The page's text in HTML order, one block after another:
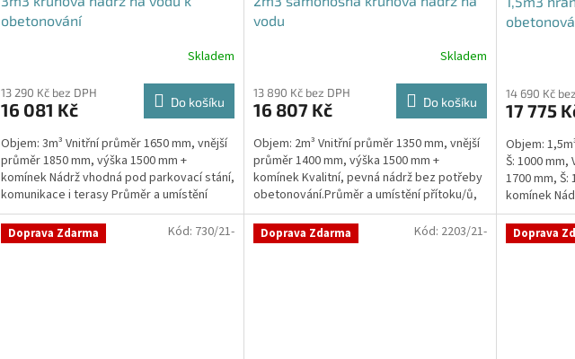
obetonování
Skladem
13 290 Kč bez DPH
16 081 Kč Do košíku
Objem: 3m³ Vnitřní průměr 1650 mm, vnější
průměr 1850 mm, výška 1500 mm +
komínek Nádrž vhodná pod parkovací stání,
komunikace i terasy Průměr a umístění
přítoku/ů, odtoku/ů...
vodu
Skladem
13 890 Kč bez DPH
16 807 Kč Do košíku
Objem: 2m³ Vnitřní průměr 1350 mm, vnější
průměr 1400 mm, výška 1500 mm +
komínek Kvalitní, pevná nádrž bez potřeby
obetonování.Průměr a umístění přítoku/ů,
odtoku/ů apod....
14 690 Kč
17 775
Objem:
Š: 1000 mm,
1700 mm, Š:
komínek
komunikace
Doprava Zdarma Kód: 730/21- Doprava Zdarma Kód: 2203/21- Doprava